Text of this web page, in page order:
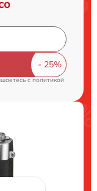
c политикой